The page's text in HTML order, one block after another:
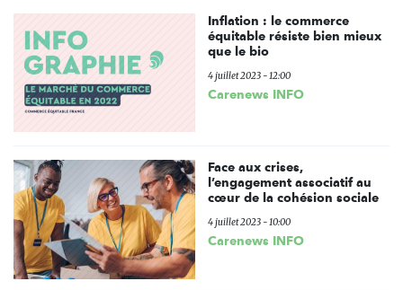
Inflation : le commerce
équitable résiste bien mieux
que le bio
4 juillet 2023 - 12:00
Carenews INFO
Face aux crises,
l’engagement associatif au
cœur de la cohésion sociale
4 juillet 2023 - 10:00
Carenews INFO